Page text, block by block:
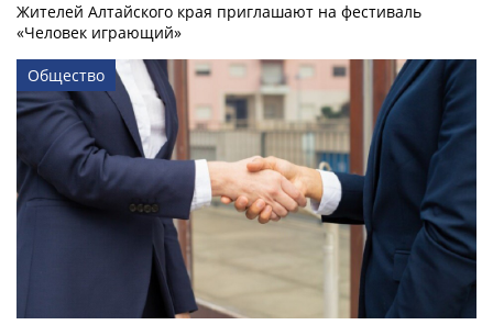
Жителей Алтайского края приглашают на фестиваль
«Человек играющий»
Общество